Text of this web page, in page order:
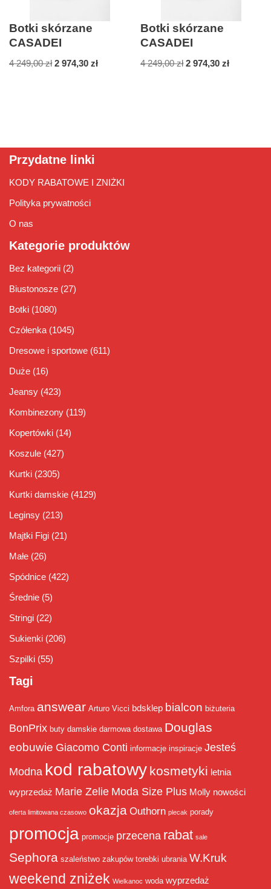
Botki skórzane
CASADEI
4 249,00zł 2 974,30 zł
Botki skórzane
CASADEI
4 249,00zł 2 974,30zł
Przydatne linki
KODY RABATOWE I ZNIŻKI
Polityka prywatności
O nas
Kategorie produktów
Bez kategorii (2)
Biustonosze (27)
Botki (1080)
Czółenka (1045)
Dresowe i sportowe (611)
Duże (16)
Jeansy (423)
Kombinezony (119)
Kopertówki (14)
Koszule (427)
Kurtki (2305)
Kurtki damskie (4129)
Leginsy (213)
Majtki Figi (21)
Małe (26)
Spódnice (422)
Średnie (5)
Stringi (22)
Sukienki (206)
Szpilki (55)
Tagi
Amfora answear Arturo Vicci bdsklep bialcon biżuteria
BonPrix buty damskie darmowa dostawa Douglas
eobuwie Giacomo Conti informacje inspiracje Jesteś
Modna kod rabatowy kosmetyki letnia
wyprzedaż Marie Zelie Moda Size Plus Molly nowości
oferta limitowana czasowo okazja Outhorn plecak porady
promocja promocje przecena rabat sale
Sephora szaleństwo zakupów torebki ubrania W.Kruk
weekend zniżek Wielkanoc woda wyprzedaż